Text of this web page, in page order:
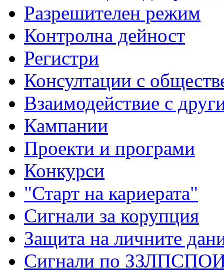
Разрешителен режим
Контролна дейност
Регистри
Консултации с
Взаимодействие с
Кампании
Проекти и програми
Конкурси
"Старт на кариерата"
Сигнали за корупция
Защита на личните
Сигнали по